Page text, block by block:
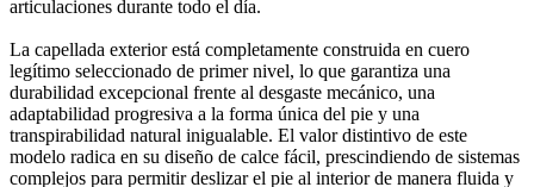
articulaciones durante todo el día.
La capellada exterior está completamente construida en cuero
legítimo seleccionado de primer nivel, lo que garantiza una
durabilidad excepcional frente al desgaste mecánico, una
adaptabilidad progresiva a la forma única del pie y una
transpirabilidad natural inigualable. El valor distintivo de este
modelo radica en su diseño de calce fácil, prescindiendo de sistemas
complejos para permitir deslizar el pie al interior de manera fluida y